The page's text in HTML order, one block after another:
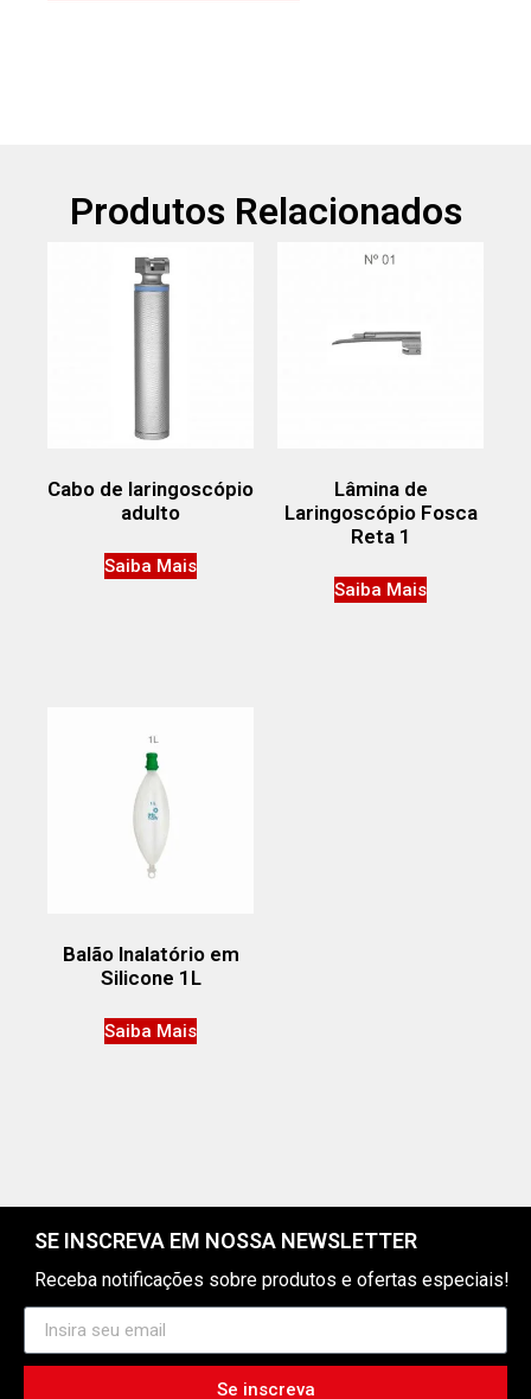
Produtos Relacionados
Cabo de laringoscópio
adulto
Saiba Mais
Lâmina de
Laringoscópio Fosca
Reta 1
Saiba Mais
Balão Inalatório em
Silicone 1L
Saiba Mais
SE INSCREVA EM NOSSA NEWSLETTER
Receba notificações sobre produtos e ofertas especiais!
Se inscreva